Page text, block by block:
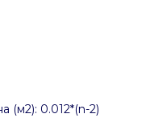
(м2): 0.012*(n-2)